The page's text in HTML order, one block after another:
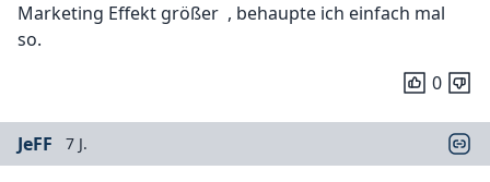
Marketing Effekt größer , behaupte ich einfach mal
so.
0
JeFF 7 J.